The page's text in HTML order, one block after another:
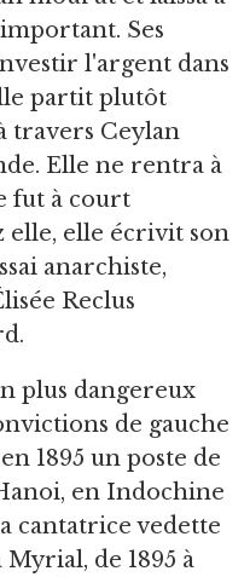
Ses
l'argent dans
partit plutôt
travers Ceylan
Elle ne rentra à
fut à court
elle, elle écrivit son
anarchiste,
Reclus
plus dangereux
de gauche
1895 un poste de
en Indochine
cantatrice vedette
de 1895 à